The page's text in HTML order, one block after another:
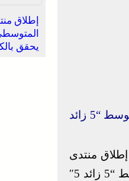
إطلاق منتدى المجتمع المدني وانخراطه في الحوار المتوسطي يؤكد أن حوار غرب المتوسط “5 زائد
إطلاق منتدى
المجتمع المدني وانخراط هذا الأخير في الحوار المتوسطي يؤكد أن حوار غرب المتوسط “5 زائد 5″
إطلاق
يحقق